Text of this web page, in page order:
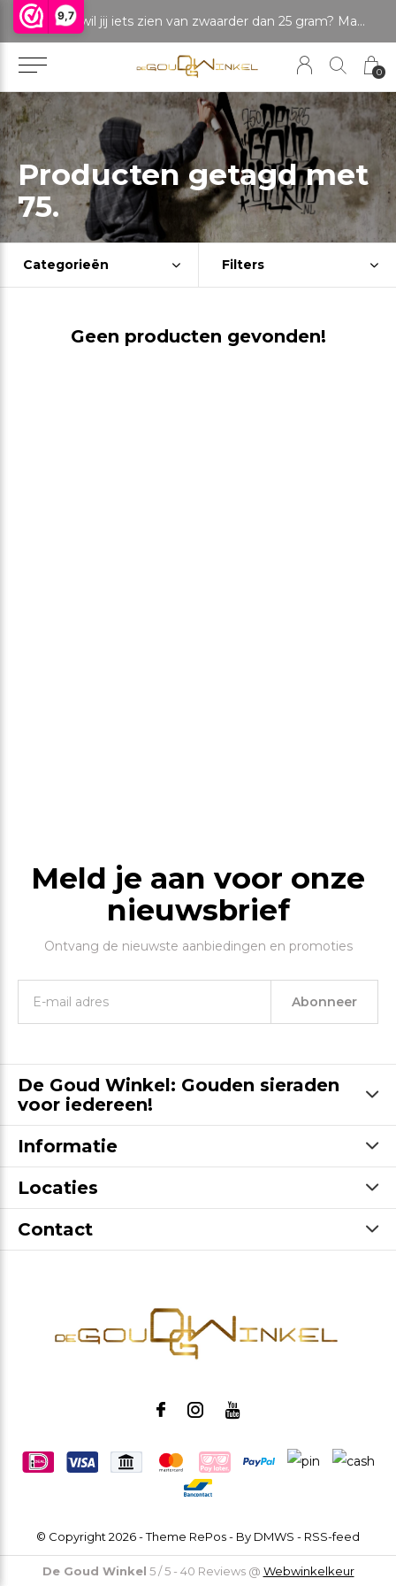
9,7
0
LET OP: wil jij iets zien van zwaarder dan 25 gram? Maak dan een afspraak om het product te bekijken. Producten boven de 25 gram NIET aanwezig in winkel.
Producten getagd met
75.
Categorieën Filters
Geen producten gevonden!
Meld je aan voor onze
nieuwsbrief
Ontvang de nieuwste aanbiedingen en promoties
Abonneer
De Goud Winkel: Gouden sieraden
voor iedereen!
Informatie
Locaties
Contact
© Copyright 2026- Theme RePos - By DMWS - RSS-feed
De Goud Winkel 5/5- 40 Reviews @ Webwinkelkeur